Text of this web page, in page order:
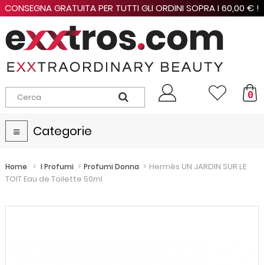
CONSEGNA GRATUITA PER TUTTI GLI ORDINI SOPRA I 60,00 € !
0
Navigazione
Toggle
Categorie
Home > I Profumi > Profumi Donna > Hermès UN JARDIN SUR LE
TOIT Eau de Toilette 50ml